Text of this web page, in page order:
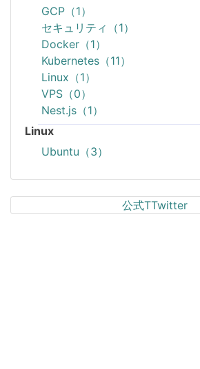
GCP（1）
セキュリティ（1）
Docker（1）
Kubernetes（11）
Linux（1）
VPS（0）
Nest.js（1）
Linux
Ubuntu（3）
公式TTwitter